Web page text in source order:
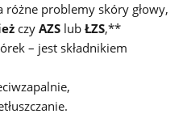
problemy skóry głowy,
czy AZS lub ŁZS,**
– jest składnikiem